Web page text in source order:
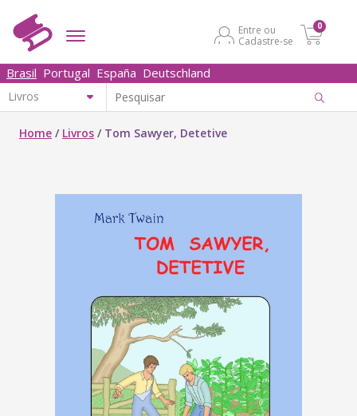
Entre ou
Cadastre-se
0
Brasil Portugal España Deutschland
Home / Livros / Tom Sawyer, Detetive